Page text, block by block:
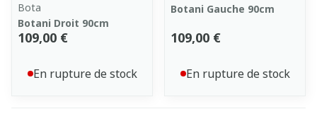
Bota
Botani Droit 90cm
109,00 €
En rupture de stock
Botani Gauche 90cm
109,00 €
En rupture de stock